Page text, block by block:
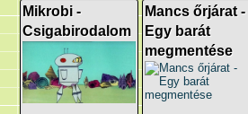
Mikrobi -
Csigabirodalom
Mancs őrjárat -
Egy barát
megmentése